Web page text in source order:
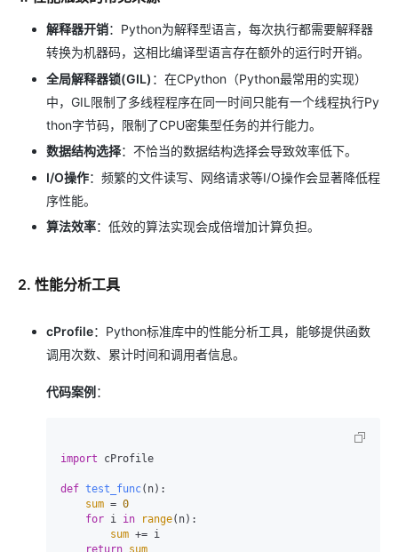
解释器开销：Python为解释型语言，每次执行都需要解释器
转换为机器码，这相比编译型语言存在额外的运行时开销。
全局解释器锁(GIL) ：在CPython（Python最常用的实现）
中，GIL限制了多线程程序在同一时间只能有一个线程执行Py
thon字节码，限制了CPU密集型任务的并行能力。
数据结构选择：不恰当的数据结构选择会导致效率低下。
I/O操作：频繁的文件读写、网络请求等I/O操作会显著降低程
序性能。
算法效率：低效的算法实现会成倍增加计算负担。
2. 性能分析工具
cProfile：Python标准库中的性能分析工具，能够提供函数
调用次数、累计时间和调用者信息。
代码案例 ：
import cProfile
def test_func( n):
sum = 0
for i in range(n):
sum += i
return sum